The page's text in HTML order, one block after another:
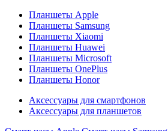
Планшеты Apple
Планшеты Samsung
Планшеты Xiaomi
Планшеты Huawei
Планшеты Microsoft
Планшеты OnePlus
Планшеты Honor
Аксессуары для смартфонов
Аксессуары для планшетов